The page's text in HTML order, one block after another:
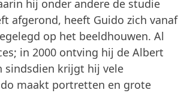
hij onder andere de studie
afgerond, heeft Guido zich vanaf
op het beeldhouwen. Al
in 2000 ontving hij de Albert
sindsdien krijgt hij vele
maakt portretten en grote